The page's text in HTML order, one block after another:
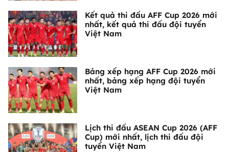
Kết quả thi đấu AFF Cup 2026 mới
nhất, kết quả thi đấu đội tuyển
Việt Nam
Bảng xếp hạng AFF Cup 2026 mới
nhất, bảng xếp hạng đội tuyển
Việt Nam
Lịch thi đấu ASEAN Cup 2026 (AFF
Cup) mới nhất, lịch thi đấu đội
tuyển Việt Nam